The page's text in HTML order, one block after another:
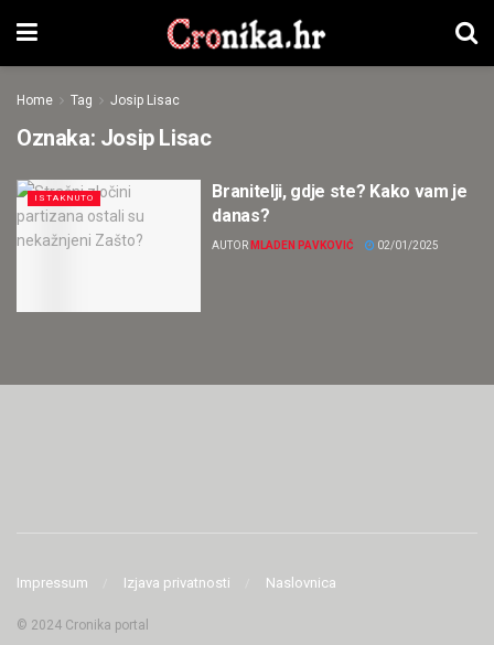
Home Tag Josip Lisac
Oznaka: Josip Lisac
ISTAKNUTO
Branitelji, gdje ste? Kako vam je
danas?
AUTOR MLADEN PAVKOVIĆ 02/01/2025
Impressum Izjava privatnosti Naslovnica
© 2024 Cronika portal